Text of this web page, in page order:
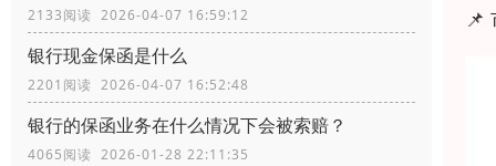
2133阅读 2026-04-07 16:59:12
银行现金保函是什么
2201阅读 2026-04-07 16:52:48
银行的保函业务在什么情况下会被索赔？
4065阅读 2026-01-28 22:11:35
📌